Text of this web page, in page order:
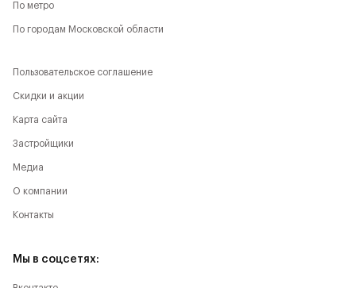
По метро
По городам Московской области
Пользовательское соглашение
Скидки и акции
Карта сайта
Застройщики
Медиа
О компании
Контакты
Мы в соцсетях: